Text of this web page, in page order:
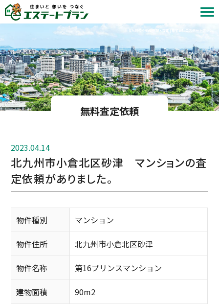
北九州の不動産売却・査定 | 株式会社エステートプラン
無料査定依頼
2023.04.14
北九州市小倉北区砂津 マンションの査
定依頼がありました。
物件種別 マンション
物件住所 北九州市小倉北区砂津
物件名称 第16プリンスマンション
建物面積 90m2